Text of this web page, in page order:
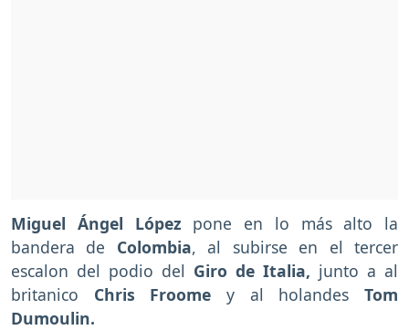
Miguel Ángel López pone en lo más alto la
bandera de Colombia, al subirse en el tercer
escalon del podio del Giro de Italia, junto a al
britanico Chris Froome y al holandesTom
Dumoulin.